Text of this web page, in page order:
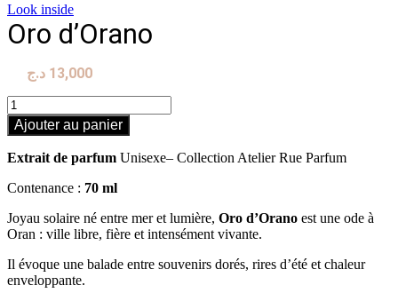
Look inside
Oro d’Orano
13,000 د.ج
quantité
de
Oro
d'Orano
Ajouter au panier
Extrait de parfum Unisexe– Collection Atelier Rue Parfum
Contenance : 70 ml
Joyau solaire né entre mer et lumière, Oro d’Orano est une ode à
Oran : ville libre, fière et intensément vivante.
Il évoque une balade entre souvenirs dorés, rires d’été et chaleur
enveloppante.